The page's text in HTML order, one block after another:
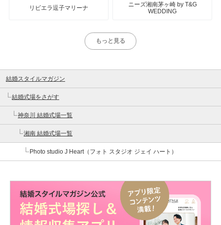
リビエラ逗子マリーナ
ニーズ湘南茅ヶ崎 by T&G
WEDDING
もっと見る
結婚スタイルマガジン
結婚式場をさがす
神奈川 結婚式場一覧
湘南 結婚式場一覧
Photo studio J Heart（フォト スタジオ ジェイ ハート）